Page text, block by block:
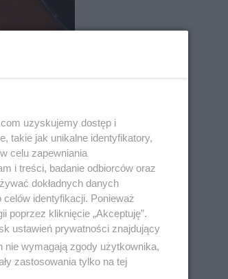
uzyskujemy dostęp i
takie jak unikalne identyfikatory,
celu zapewniania
i treści, badanie odbiorców oraz
dokładnych danych
identyfikacji. Ponieważ
kliknięcie „Akceptuję”.
ustawień prywatności znajdujący
nie wymagają zgody użytkownika,
zastosowania tylko na tej